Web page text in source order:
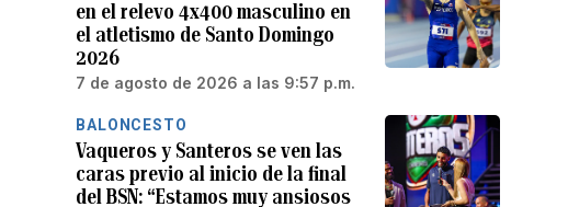
en el relevo 4x400 masculino en
el atletismo de Santo Domingo
2026
7 de agosto de 2026 a las 9:57 p.m.
BALONCESTO
Vaqueros y Santeros se ven las
caras previo al inicio de la final
del BSN: “Estamos muy ansiosos